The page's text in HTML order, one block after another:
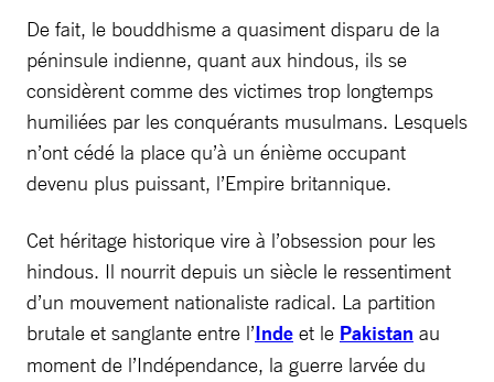
De fait, le bouddhisme a quasiment disparu de la
péninsule indienne, quant aux hindous, ils se
considèrent comme des victimes trop longtemps
humiliées par les conquérants musulmans. Lesquels
n’ont cédé la place qu’à un énième occupant
devenu plus puissant, l’Empire britannique.
Cet héritage historique vire à l’obsession pour les
hindous. Il nourrit depuis un siècle le ressentiment
d’un mouvement nationaliste radical. La partition
brutale et sanglante entre l’Inde et le Pakistan au
moment de l’Indépendance, la guerre larvée du